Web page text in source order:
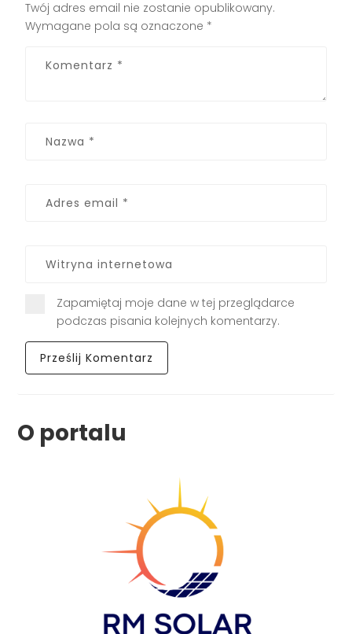
Twój adres email nie zostanie opublikowany.
Wymagane pola są oznaczone *
Zapamiętaj moje dane w tej przeglądarce
podczas pisania kolejnych komentarzy.
O portalu